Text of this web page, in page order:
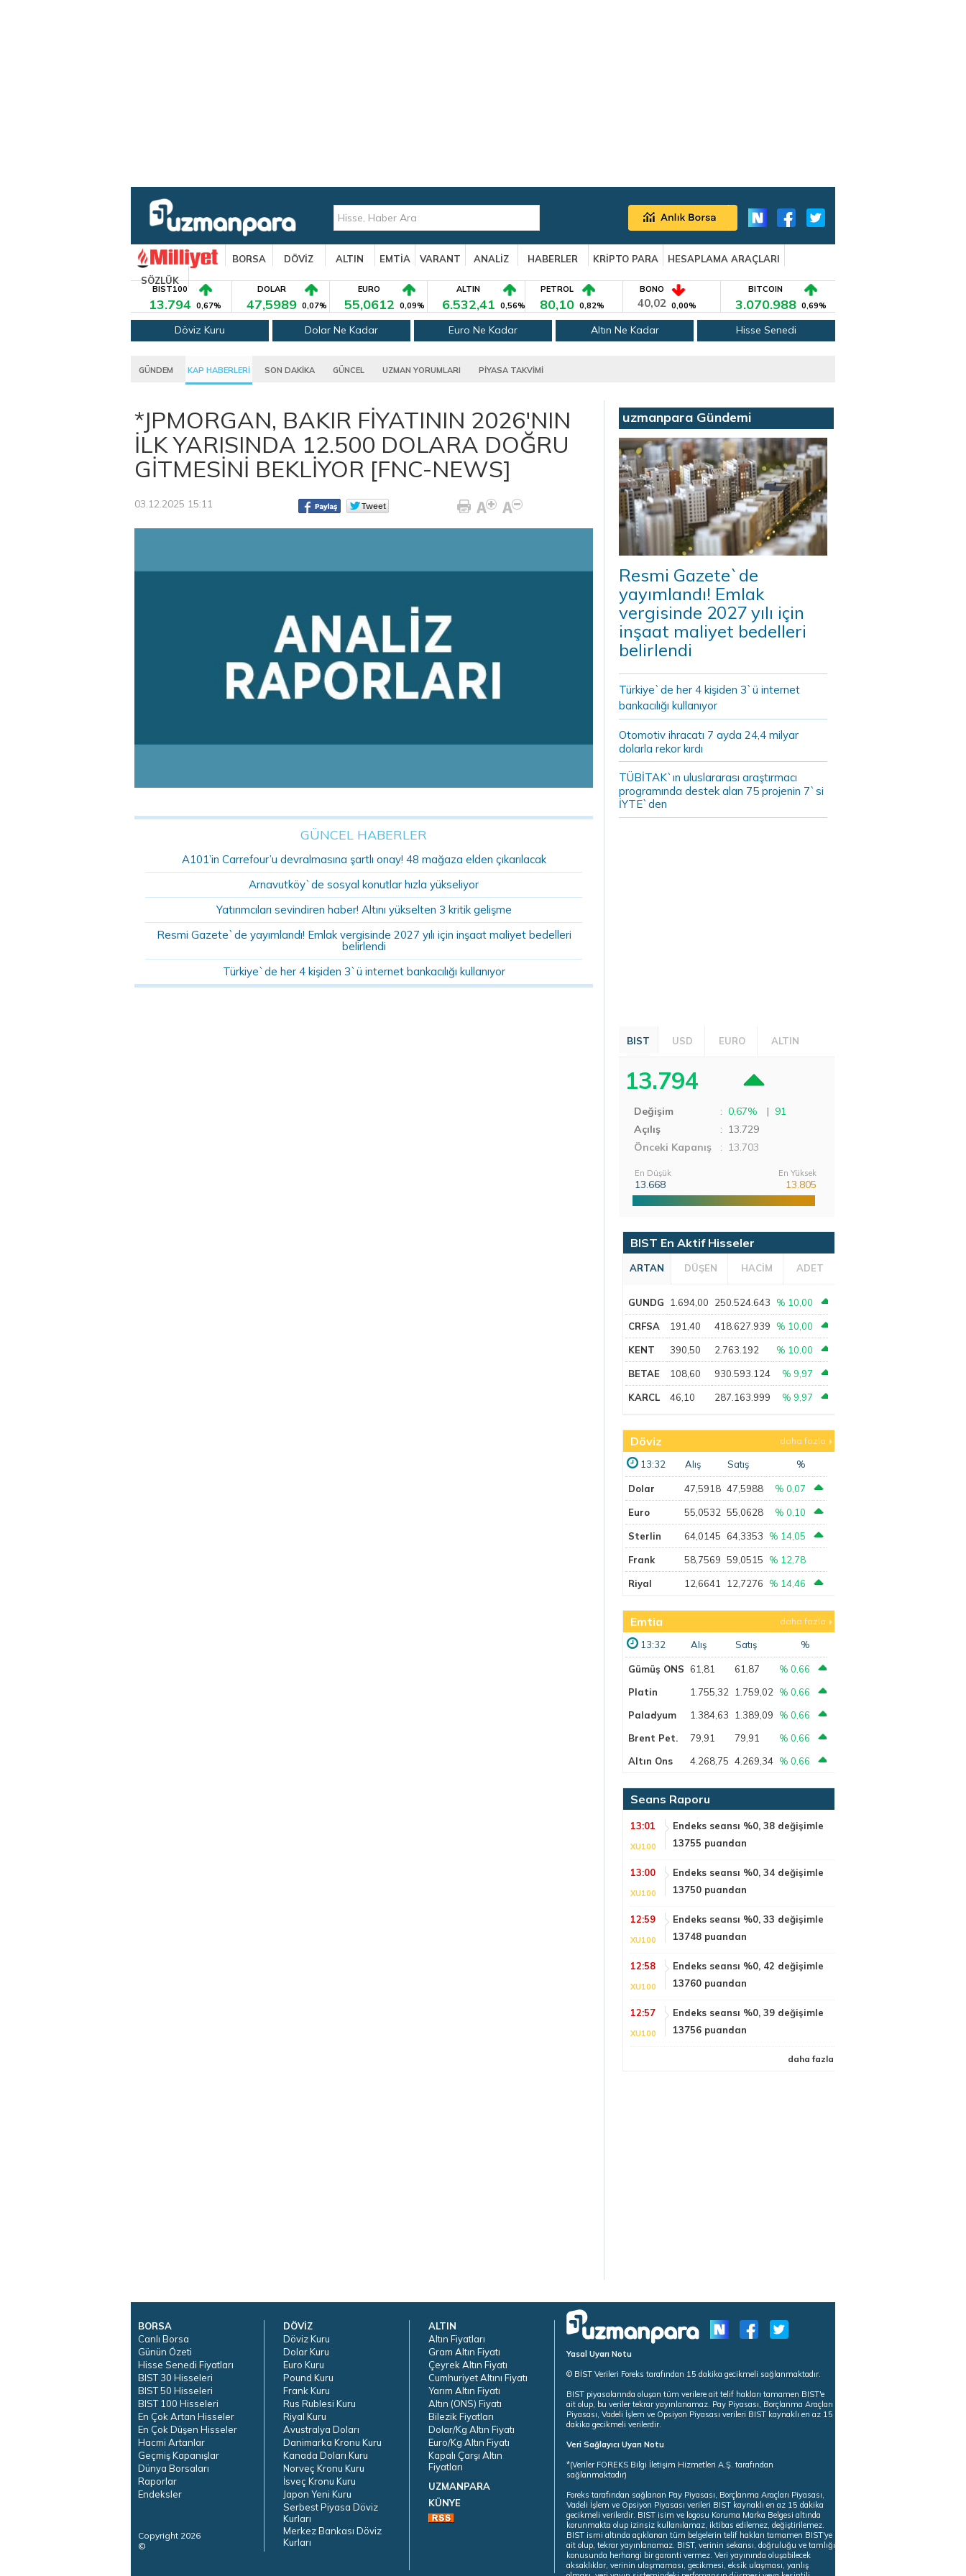
BORSA DÖVİZ ALTIN EMTİA VARANT ANALİZ HABERLER KRİPTO PARA
HESAPLAMA ARAÇLARI
SÖZLÜK
BIST100
13.794 0,67%
DOLAR
47,5989 0,07%
EURO
55,0612 0,09%
ALTIN
6.532,41 0,56%
PETROL
80,10 0,82%
BONO
40,02 0,00%
BITCOIN
3.070.988 0,69%
Döviz Kuru Dolar Ne Kadar Euro Ne Kadar Altın Ne Kadar Hisse Senedi
GÜNDEM KAP HABERLERİ SON DAKİKA GÜNCEL UZMAN YORUMLARI PİYASA TAKVİMİ
*JPMORGAN, BAKIR FİYATININ 2026'NIN
İLK YARISINDA 12.500 DOLARA DOĞRU
GİTMESİNİ BEKLİYOR [FNC-NEWS]
03.12.2025 15:11
GÜNCEL HABERLER
A101’in Carrefour’u devralmasına şartlı onay! 48 mağaza elden çıkarılacak
Arnavutköy`de sosyal konutlar hızla yükseliyor
Yatırımcıları sevindiren haber! Altını yükselten 3 kritik gelişme
Resmi Gazete`de yayımlandı! Emlak vergisinde 2027 yılı için inşaat maliyet bedelleri
belirlendi
Türkiye`de her 4 kişiden 3`ü internet bankacılığı kullanıyor
uzmanpara Gündemi
Resmi Gazete`de
yayımlandı! Emlak
vergisinde 2027 yılı için
inşaat maliyet bedelleri
belirlendi
Türkiye`de her 4 kişiden 3`ü internet
bankacılığı kullanıyor
Otomotiv ihracatı 7 ayda 24,4 milyar
dolarla rekor kırdı
TÜBİTAK`ın uluslararası araştırmacı
programında destek alan 75 projenin 7`si
İYTE`den
BIST USD EURO ALTIN
13.794
Değişim : 0,67% | 91
Açılış
: 13.729
Önceki Kapanış
: 13.703
En Düşük
13.668
En Yüksek
13.805
BIST En Aktif Hisseler
ARTAN DÜŞEN HACİM ADET
GUNDG 1.694,00 250.524.643 % 10,00
CRFSA 191,40 418.627.939 % 10,00
KENT 390,50 2.763.192 % 10,00
BETAE 108,60 930.593.124 % 9,97
KARCL 46,10 287.163.999 % 9,97
Döviz daha fazla
13:32 Alış Satış %
Dolar 47,5918 47,5988 % 0,07
Euro 55,0532 55,0628 % 0,10
Sterlin 64,0145 64,3353 % 14,05
Frank 58,7569 59,0515 % 12,78
Riyal 12,6641 12,7276 % 14,46
Emtia daha fazla
13:32 Alış Satış %
Gümüş ONS 61,81 61,87
% 0,66
Platin
1.755,32 1.759,02
% 0,66
Paladyum
1.384,63 1.389,09
% 0,66
Brent Pet.
79,91 79,91
% 0,66
Altın Ons
4.268,75 4.269,34 % 0,66
Seans Raporu
13:01
XU100
Endeks seansı %0, 38 değişimle
13755 puandan
13:00
XU100
Endeks seansı %0, 34 değişimle
13750 puandan
12:59
XU100
Endeks seansı %0, 33 değişimle
13748 puandan
12:58
XU100
Endeks seansı %0, 42 değişimle
13760 puandan
12:57
XU100
Endeks seansı %0, 39 değişimle
13756 puandan
daha fazla
BORSA
Canlı Borsa
Günün Özeti
Hisse Senedi Fiyatları
BIST 30 Hisseleri
BIST 50 Hisseleri
BIST 100 Hisseleri
En Çok Artan Hisseler
En Çok Düşen Hisseler
Hacmi Artanlar
Geçmiş Kapanışlar
Dünya Borsaları
Raporlar
Endeksler
Copyright 2026
©
DÖVİZ
Döviz Kuru
Dolar Kuru
Euro Kuru
Pound Kuru
Frank Kuru
Rus Rublesi Kuru
Riyal Kuru
Avustralya Doları
Danimarka Kronu Kuru
Kanada Doları Kuru
Norveç Kronu Kuru
İsveç Kronu Kuru
Japon Yeni Kuru
Serbest Piyasa Döviz
Kurları
Merkez Bankası Döviz
Kurları
ALTIN
Altın Fiyatları
Gram Altın Fiyatı
Çeyrek Altın Fiyatı
Cumhuriyet Altını Fiyatı
Yarım Altın Fiyatı
Altın (ONS) Fiyatı
Bilezik Fiyatları
Dolar/Kg Altın Fiyatı
Euro/Kg Altın Fiyatı
Kapalı Çarşı Altın
Fiyatları
UZMANPARA
KÜNYE
Yasal Uyarı Notu
© BİST Verileri Foreks tarafından 15 dakika gecikmeli sağlanmaktadır.
BIST piyasalarında oluşan tüm verilere ait telif hakları tamamen BIST'e
ait olup, bu veriler tekrar yayınlanamaz. Pay Piyasası, Borçlanma Araçları
Piyasası, Vadeli İşlem ve Opsiyon Piyasası verileri BIST kaynaklı en az 15
dakika gecikmeli verilerdir.
Veri Sağlayıcı Uyarı Notu
*(Veriler FOREKS Bilgi İletişim Hizmetleri A.Ş. tarafından
sağlanmaktadır)
Foreks tarafından sağlanan Pay Piyasası, Borçlanma Araçları Piyasası,
Vadeli İşlem ve Opsiyon Piyasası verileri BIST kaynaklı en az 15 dakika
gecikmeli verilerdir. BIST isim ve logosu Koruma Marka Belgesi altında
korunmakta olup izinsiz kullanılamaz, iktibas edilemez, değiştirilemez.
BIST ismi altında açıklanan tüm belgelerin telif hakları tamamen BIST'ye
ait olup, tekrar yayınlanamaz. BIST, verinin sekansı, doğruluğu ve tamlığı
konusunda herhangi bir garanti vermez. Veri yayınında oluşabilecek
aksaklıklar, verinin ulaşmaması, gecikmesi, eksik ulaşması, yanlış